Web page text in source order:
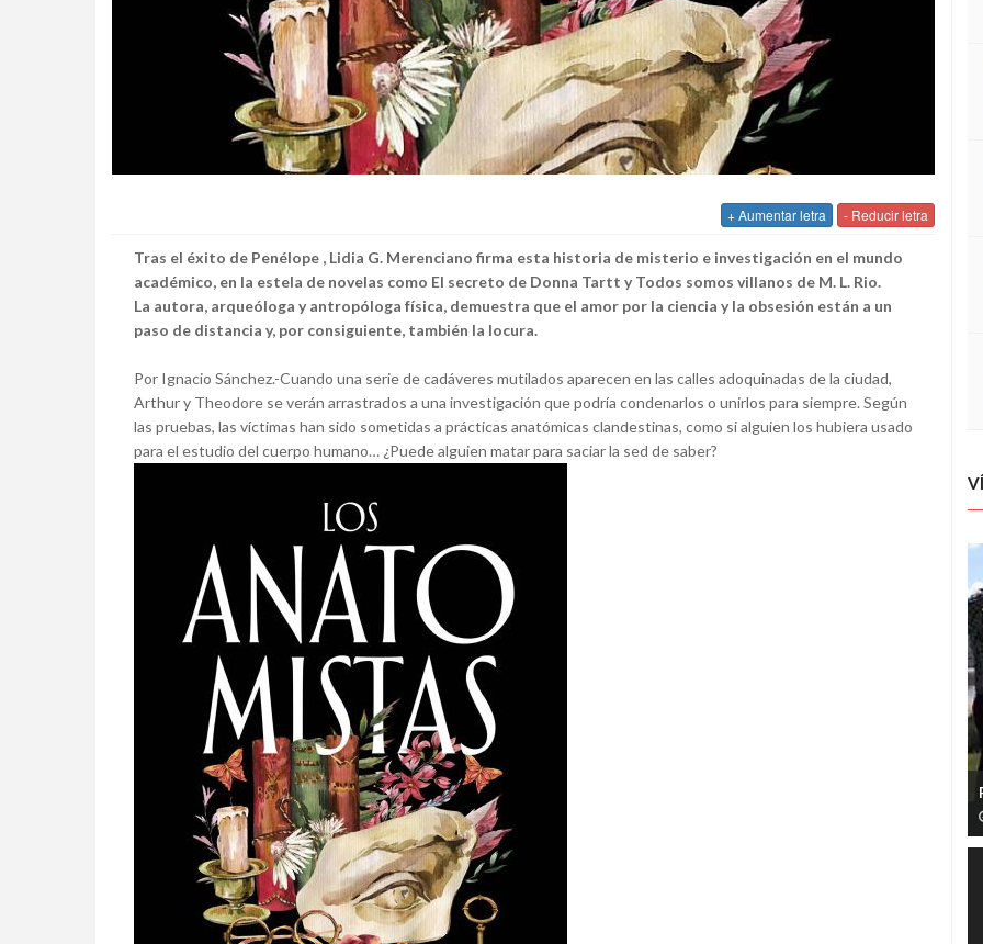
+ Aumentar letra - Reducir letra
Tras el éxito de Penélope , Lidia G. Merenciano firma esta historia de misterio e investigación en el mundo
académico, en la estela de novelas como El secreto de Donna Tartt yTodos somos villanos de M. L. Rio.
La autora, arqueóloga y antropóloga física, demuestra que el amor por la ciencia y la obsesión están a un
paso de distancia y, por consiguiente, también la locura.
Por Ignacio Sánchez.-Cuando una serie de cadáveres mutilados aparecen en las calles adoquinadas de la ciudad,
Arthur y Theodore se verán arrastrados a una investigación que podría condenarlos o unirlos para siempre. Según
las pruebas, las víctimas han sido sometidas a prácticas anatómicas clandestinas, como si alguien los hubiera usado
para el estudio del cuerpo humano… ¿Puede alguien matar para saciar la sed de saber?